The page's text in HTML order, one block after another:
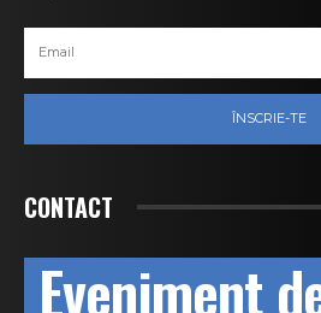
ÎNSCRIE-TE
CONTACT
Eveniment